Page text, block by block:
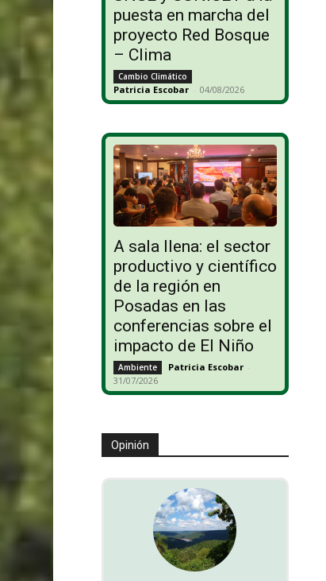
puesta en marcha del
proyecto Red Bosque
– Clima
Cambio Climático
Patricia Escobar - 04/08/2026
A sala llena: el sector
productivo y científico
de la región en
Posadas en las
conferencias sobre el
impacto de El Niño
Ambiente Patricia Escobar -
31/07/2026
Opinión